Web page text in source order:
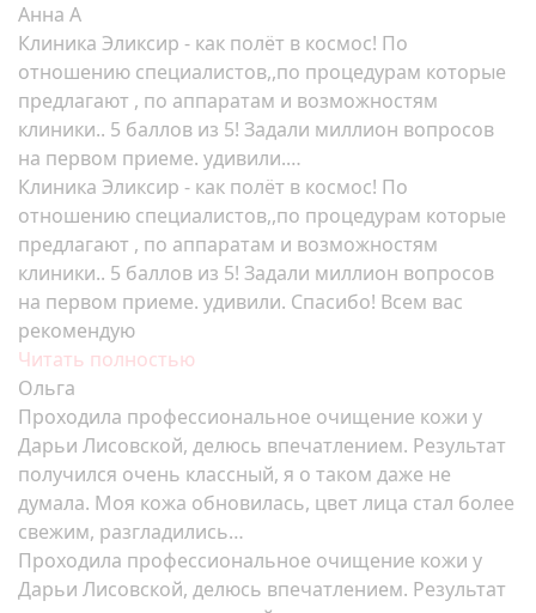
Анна А
Клиника Эликсир - как полёт в космос! По
отношению специалистов,,по процедурам которые
предлагают , по аппаратам и возможностям
клиники.. 5 баллов из 5! Задали миллион вопросов
на первом приеме. удивили.…
Клиника Эликсир - как полёт в космос! По
отношению специалистов,,по процедурам которые
предлагают , по аппаратам и возможностям
клиники.. 5 баллов из 5! Задали миллион вопросов
на первом приеме. удивили. Спасибо! Всем вас
рекомендую
Читать полностью
Ольга
Проходила профессиональное очищение кожи у
Дарьи Лисовской, делюсь впечатлением. Результат
получился очень классный, я о таком даже не
думала. Моя кожа обновилась, цвет лица стал более
свежим, разгладились…
Проходила профессиональное очищение кожи у
Дарьи Лисовской, делюсь впечатлением. Результат